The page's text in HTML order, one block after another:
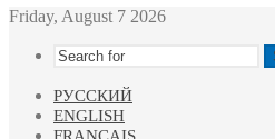
Friday, August 7 2026
РУССКИЙ
ENGLISH